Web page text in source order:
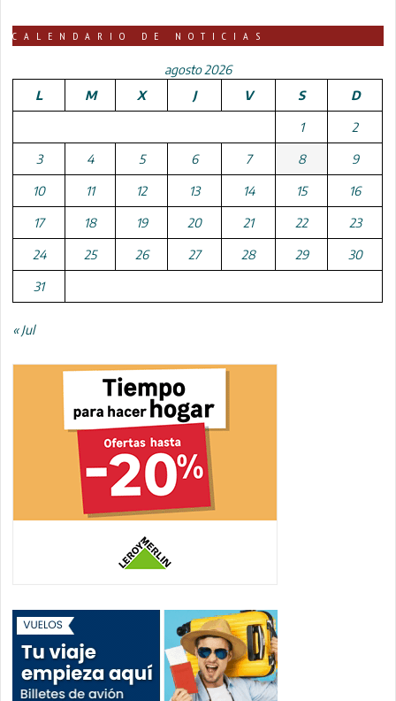
CALENDARIO DE NOTICIAS
agosto 2026
L
M X J V S D
1 2
3 4 5 6 7 8 9
10 11 12 13 14 15 16
17 18 19 20 21 22 23
24 25 26 27 28 29 30
31
« Jul